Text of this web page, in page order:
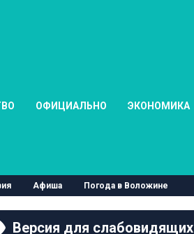
ОФИЦИАЛЬНО ЭКОНОМИКА
Афиша Погода в Воложине
Версия для слабовидящих